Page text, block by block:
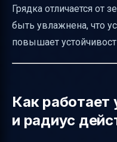
Грядка отличается от
быть увлажнена, что
повышает
Как работает
и радиус